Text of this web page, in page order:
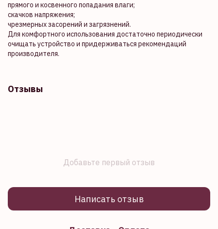
прямого и косвенного попадания влаги;
скачков напряжения;
чрезмерных засорений и загрязнений.
Для комфортного использования достаточно периодически
очищать устройство и придерживаться рекомендаций
производителя.
Отзывы
Добавьте первый отзыв
Написать отзыв